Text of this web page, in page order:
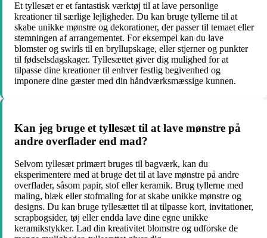
Et tyllesæt er et fantastisk værktøj til at lave personlige
kreationer til særlige lejligheder. Du kan bruge tyllerne til at
skabe unikke mønstre og dekorationer, der passer til temaet eller
stemningen af arrangementet. For eksempel kan du lave
blomster og swirls til en bryllupskage, eller stjerner og punkter
til fødselsdagskager. Tyllesættet giver dig mulighed for at
tilpasse dine kreationer til enhver festlig begivenhed og
imponere dine gæster med din håndværksmæssige kunnen.
Kan jeg bruge et tyllesæt til at lave mønstre på
andre overflader end mad?
Selvom tyllesæt primært bruges til bagværk, kan du
eksperimentere med at bruge det til at lave mønstre på andre
overflader, såsom papir, stof eller keramik. Brug tyllerne med
maling, blæk eller stofmaling for at skabe unikke mønstre og
designs. Du kan bruge tyllesættet til at tilpasse kort, invitationer,
scrapbogsider, tøj eller endda lave dine egne unikke
keramikstykker. Lad din kreativitet blomstre og udforske de